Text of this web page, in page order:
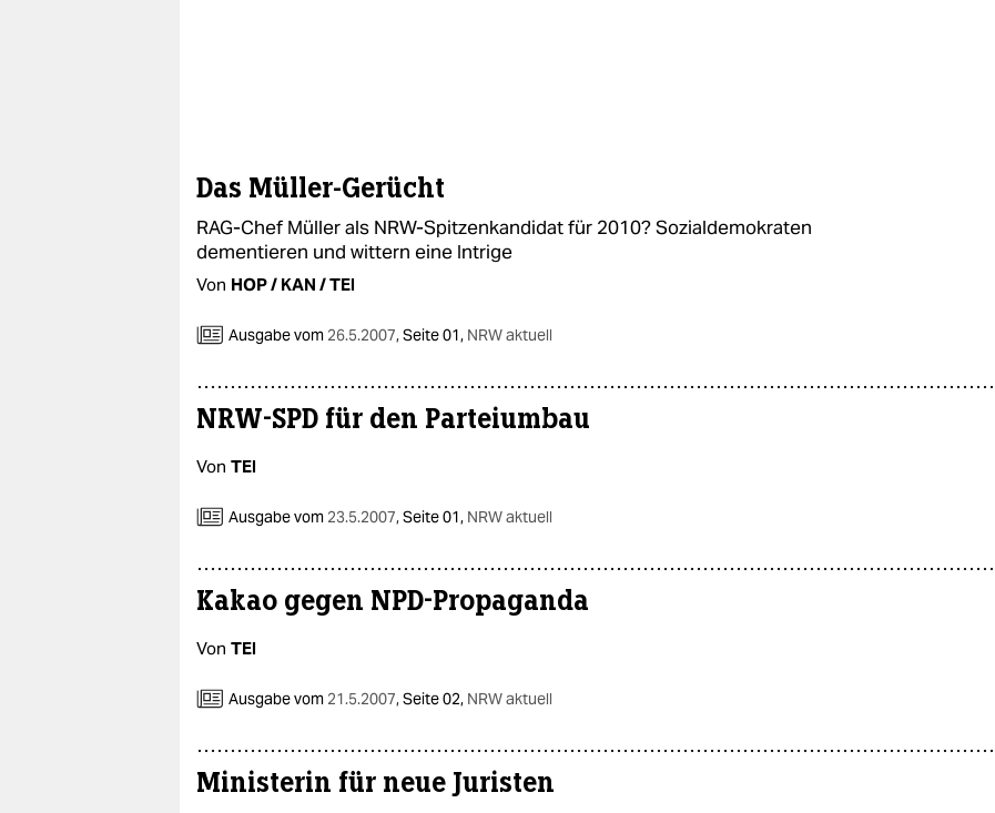
Das Müller-Gerücht
RAG-Chef Müller als NRW-Spitzenkandidat für 2010? Sozialdemokraten
dementieren und wittern eine Intrige
Von HOP / KAN / TEI
Ausgabe vom 26.5.2007,Seite 01, NRW aktuell
NRW-SPD für den Parteiumbau
Von TEI
Ausgabe vom 23.5.2007,Seite 01, NRW aktuell
Kakao gegen NPD-Propaganda
Von TEI
Ausgabe vom 21.5.2007,Seite 02, NRW aktuell
Ministerin für neue Juristen